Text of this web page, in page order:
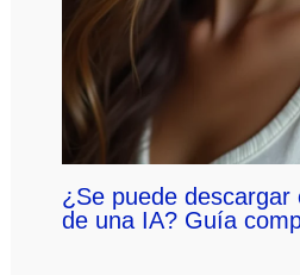
¿Se puede descargar
de una IA? Guía